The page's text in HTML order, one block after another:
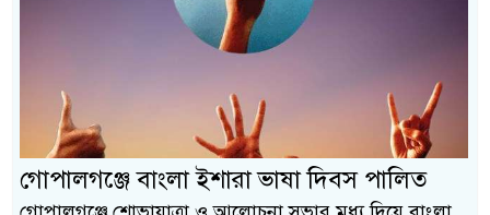
গোপালগঞ্জে বাংলা ইশারা ভাষা দিবস পালিত